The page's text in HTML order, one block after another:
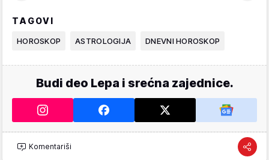
TAGOVI
HOROSKOP ASTROLOGIJA DNEVNI HOROSKOP
Budi deo Lepa i srećna zajednice.
Komentariši